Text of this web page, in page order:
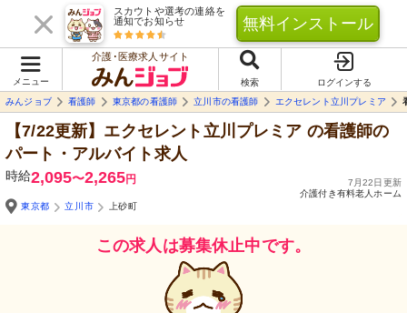
スカウトや選考の連絡を
通知でお知らせ
無料インストール
メニュー
介護･医療求人サイト
検索
ログインする
みんジョブ
看護師 東京都の看護師 立川市の看護師 エクセレント立川プレミア
【7/22更新】エクセレント立川プレミア の看護師の
パート・アルバイト求人
時給2,095〜2,265円
7月22日更新
介護付き有料老人ホーム
東京都
立川市 上砂町
この求人は募集休止中です。